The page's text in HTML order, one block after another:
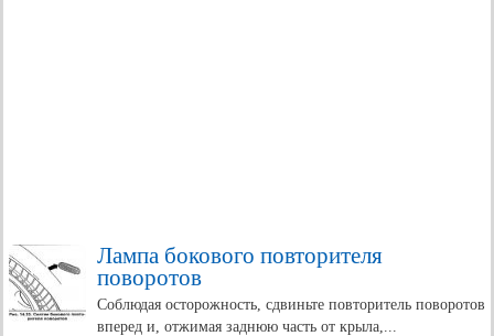
Лампа бокового повторителя
поворотов
Соблюдая осторожность, сдвиньте повторитель поворотов
вперед и, отжимая заднюю часть от крыла,...